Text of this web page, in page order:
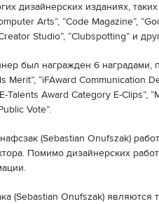
дизайнерских изданиях, таких
Arts”, “Code Magazine”,
Studio”, “Clubspotting” и
был награжден 6 наградами,
Merit”, “iFAward Communication
Talents Award Category E-Clips”,
Vote”.
(Sebastian Onufszak)
Помимо дизайнерских
(Sebastian Onufszak) являются